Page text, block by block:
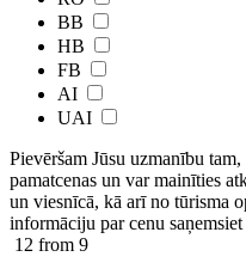
BB
HB
FB
AI
UAI
Pievēršam Jūsu uzmanību
pamatcenas un var mainīties
un viesnīcā, kā arī no tūrisma
informāciju par cenu
12 from 9